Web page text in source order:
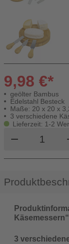
9,98 €*
geölter Bambus
Edelstahl Besteck
Maße: 20 x 20 x
3 verschiedene
Lieferzeit: 1-2
remove Produkt
Käsemessern“
3